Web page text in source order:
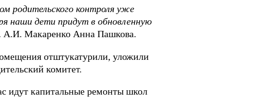
родительского контроля уже
наши дети придут в обновленную
А.И. Макаренко Анна Пашкова.
отштукатурили, уложили
комитет.
идут капитальные ремонты школ